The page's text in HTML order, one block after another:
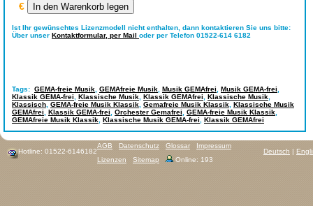
€
Ist Ihr gewünschtes Lizenzmodell nicht enthalten, dann kontaktieren Sie uns bitte:
Über unser Kontaktformular, per Mail oder per Telefon 01522-614 6182
Tags: GEMA-freie Musik GEMAfreie Musik Musik GEMAfrei Musik GEMA-frei
Klassik GEMA-frei
Klassische Musik Klassik GEMAfrei Klassische Musik
Klassisch GEMA-freie Musik Klassik Gemafreie Musik Klassik Klassische Musik
GEMAfrei
Klassik GEMA-frei Orchester Gemafrei GEMA-freie Musik Klassik
GEMAfreie Musik Klassik Klassische Musik GEMA-frei Klassik GEMAfrei
Hotline: 01522-6146182 Deutsch |
AGB Datenschutz Glossar
Impressum
Lizenzen
Sitemap Online: 193